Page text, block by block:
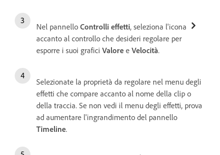
Nel pannello Controlli effetti, seleziona l'icona
accanto al controllo che desideri regolare per
esporre i suoi grafici Valore e Velocità.
Selezionate la proprietà da regolare nel menu degli
effetti che compare accanto al nome della clip o
della traccia. Se non vedi il menu degli effetti, prova
ad aumentare l'ingrandimento del pannello
Timeline.